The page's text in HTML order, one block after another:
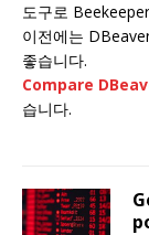
도구로
이전에는
좋습니다.
Compare
습니다.